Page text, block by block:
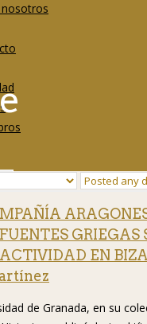
nosotros
GRIEGAS
EN
de Granada, en su